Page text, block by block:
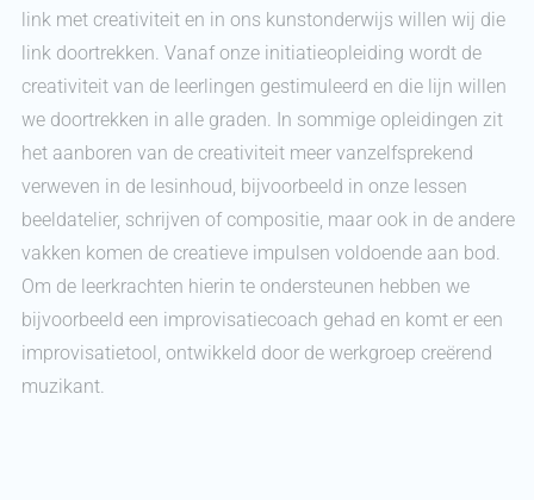
link met creativiteit en in ons kunstonderwijs willen wij die
link doortrekken. Vanaf onze initiatieopleiding wordt de
creativiteit van de leerlingen gestimuleerd en die lijn willen
we doortrekken in alle graden. In sommige opleidingen zit
het aanboren van de creativiteit meer vanzelfsprekend
verweven in de lesinhoud, bijvoorbeeld in onze lessen
beeldatelier, schrijven of compositie, maar ook in de andere
vakken komen de creatieve impulsen voldoende aan bod.
Om de leerkrachten hierin te ondersteunen hebben we
bijvoorbeeld een improvisatiecoach gehad en komt er een
improvisatietool, ontwikkeld door de werkgroep creërend
muzikant.